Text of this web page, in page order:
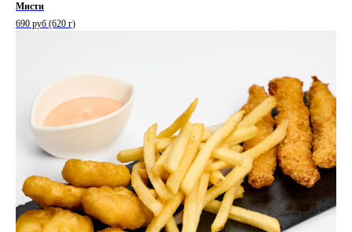
Мисти
690 руб (620 г)